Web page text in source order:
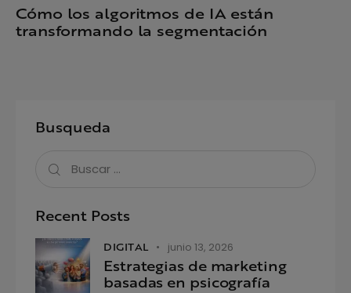
Cómo los algoritmos de IA están
transformando la segmentación
Busqueda
Recent Posts
DIGITAL junio 13, 2026
Estrategias de marketing
basadas en psicografía